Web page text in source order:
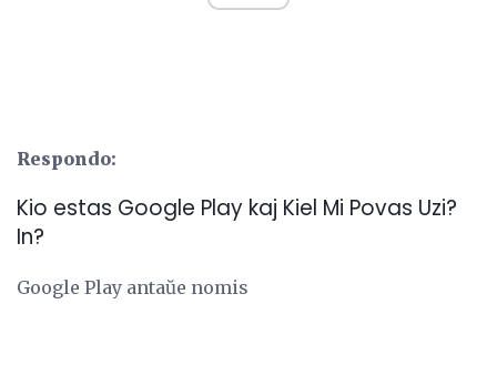
Respondo:
Kio estas Google Play kaj Kiel Mi Povas Uzi?
In?
Google Play antaŭe nomis